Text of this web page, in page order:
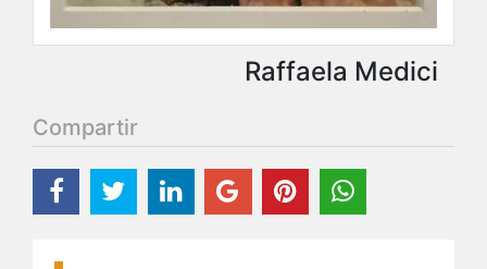
Raffaela Medici
Compartir